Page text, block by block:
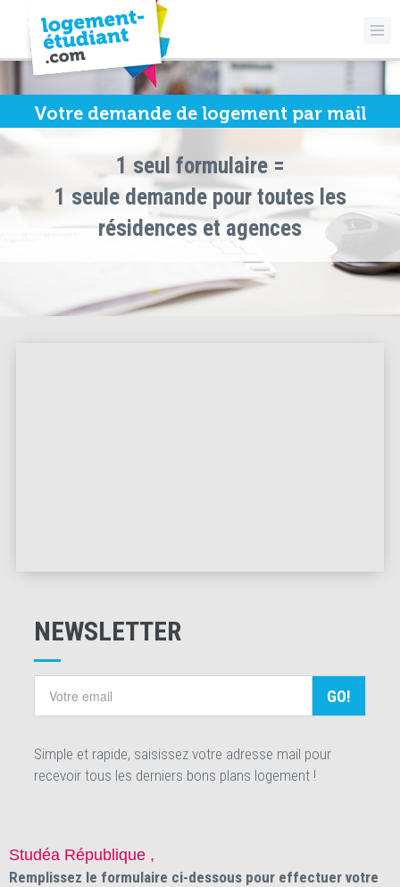
Votre demande de logement par mail
1 seul formulaire =
1 seule demande pour toutes les
résidences et agences
NEWSLETTER
GO!
Simple et rapide, saisissez votre adresse mail pour
recevoir tous les derniers bons plans logement !
Studéa République ,
Remplissez le formulaire ci-dessous pour effectuer votre